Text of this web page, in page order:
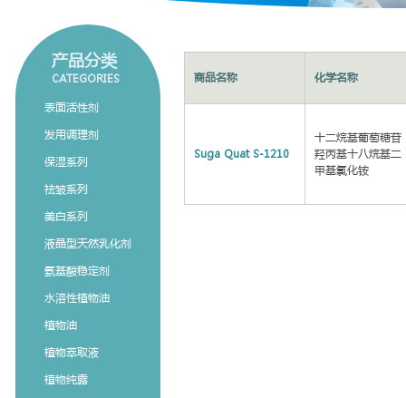
产品分类
CATEGORIES
表面活性剂
发用调理剂
保湿系列
祛皱系列
美白系列
液晶型天然乳化剂
氨基酸稳定剂
水溶性植物油
植物油
植物萃取液
植物纯露
商品名称 化学名称
Suga Quat S-1210
十二烷基葡萄糖苷
羟丙基十八烷基二
甲基氯化铵